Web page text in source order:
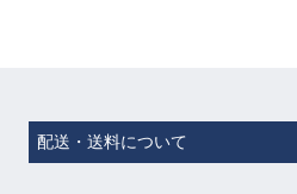
配送・送料について